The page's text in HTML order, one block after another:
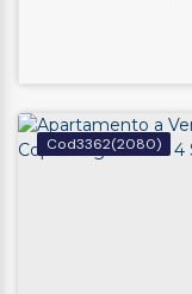
3362(2080)